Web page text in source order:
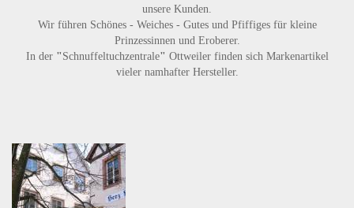
unsere Kunden.
Wir führen Schönes - Weiches - Gutes und Pfiffigesfür kleine
Prinzessinnen und Eroberer.
In der " Schnuffeltuchzentrale" Ottweiler finden sich Markenartikel
vieler namhafter Hersteller.